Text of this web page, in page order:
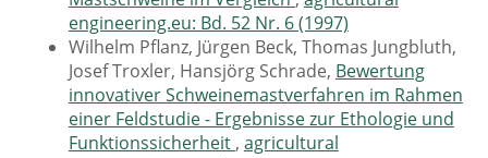
engineering.eu: Bd. 52 Nr. 6 (1997)
Wilhelm Pflanz, Jürgen Beck, Thomas Jungbluth,
Josef Troxler, Hansjörg Schrade, Bewertung
innovativer Schweinemastverfahren im Rahmen
einer Feldstudie - Ergebnisse zur Ethologie und
Funktionssicherheit , agricultural